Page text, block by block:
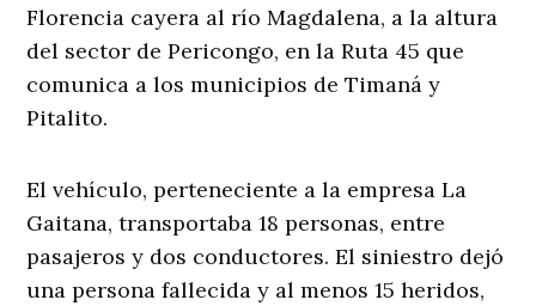
Florencia cayera al río Magdalena, a la altura
del sector de Pericongo, en la Ruta 45 que
comunica a los municipios de Timaná y
Pitalito.
El vehículo, perteneciente a la empresa La
Gaitana, transportaba 18 personas, entre
pasajeros y dos conductores. El siniestro dejó
una persona fallecida y al menos 15 heridos,